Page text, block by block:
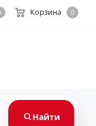
Корзина 0
Найти